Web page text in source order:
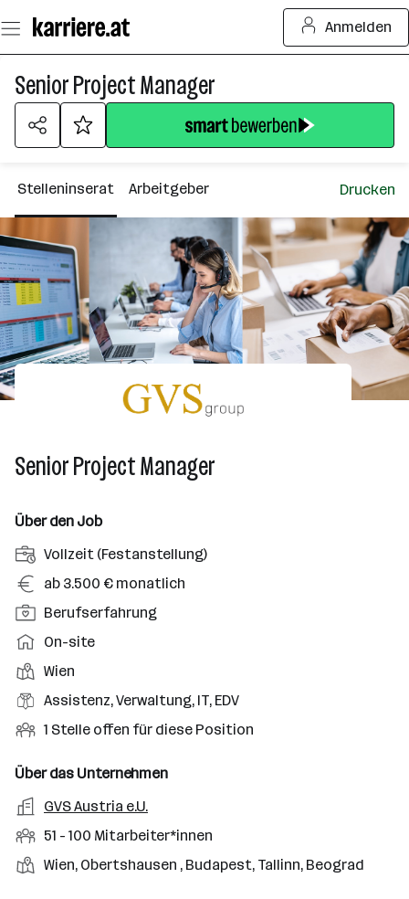
Seiteninhalt
springen
Anmelden
Senior Project Manager
Stelleninserat Arbeitgeber Drucken
Senior Project Manager
Über den Job
A
n
t
e
l
u
n
s
r
t
Vollzeit (Festanstellung)
G
e
h
a
l
t
ab 3.500 € monatlich
P
o
i
t
i
n
e
b
n
Berufserfahrung
A
r
b
e
i
s
m
o
d
e
On-site
D
i
n
t
o
t
Wien
B
e
u
s
f
l
Assistenz, Verwaltung, IT, EDV
O
f
n
e
S
1 Stelle offen für diese Position
Über das Unternehmen
A
r
e
GVS Austria e.U.
M
i
t
51 - 100 Mitarbeiter*innen
S
Wien, Obertshausen , Budapest, Tallinn, Beograd